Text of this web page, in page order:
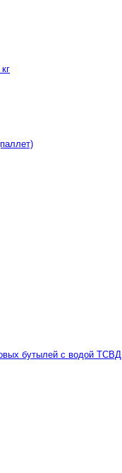
бутылей с водой ТСВД